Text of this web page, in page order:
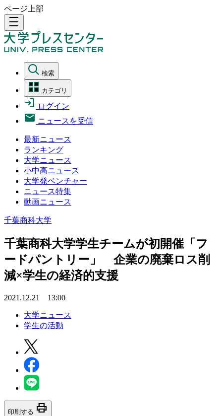
ページ上部
density_medium
検索
カテゴリ
ログイン
ニュースを受信
最新ニュース
ランキング
大学ニュース
小中高ニュース
大学発ベンチャー
ニュース特集
動画ニュース
千葉商科大学
千葉商科大学学生チームが初開催「フ
ードパントリー」 企業の廃棄ロス削
減×学生の経済的支援
2021.12.21 13:00
大学ニュース
学生の活動
印刷する print